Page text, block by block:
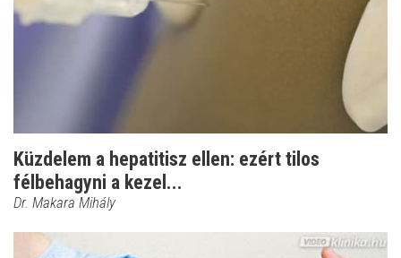
Küzdelem a hepatitisz ellen: ezért tilos
félbehagyni a kezel...
Dr. Makara Mihály